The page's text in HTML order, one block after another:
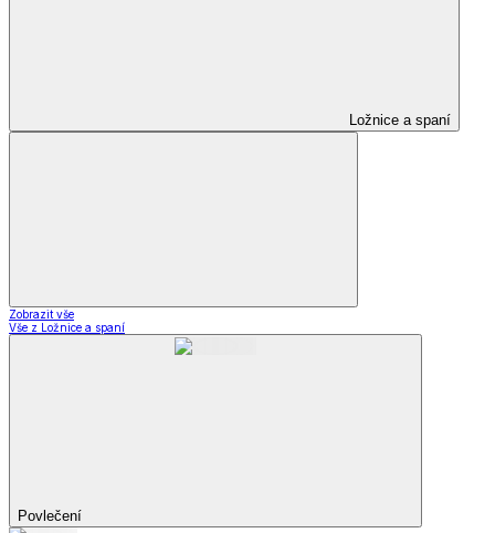
Ložnice a spaní
Zobrazit vše
Vše z Ložnice a spaní
Povlečení